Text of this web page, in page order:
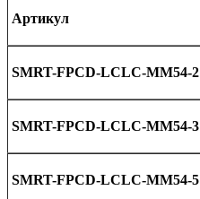
Артикул
SMRT-FPCD-LCLC-MM54-2
SMRT-FPCD-LCLC-MM54-3
SMRT-FPCD-LCLC-MM54-5